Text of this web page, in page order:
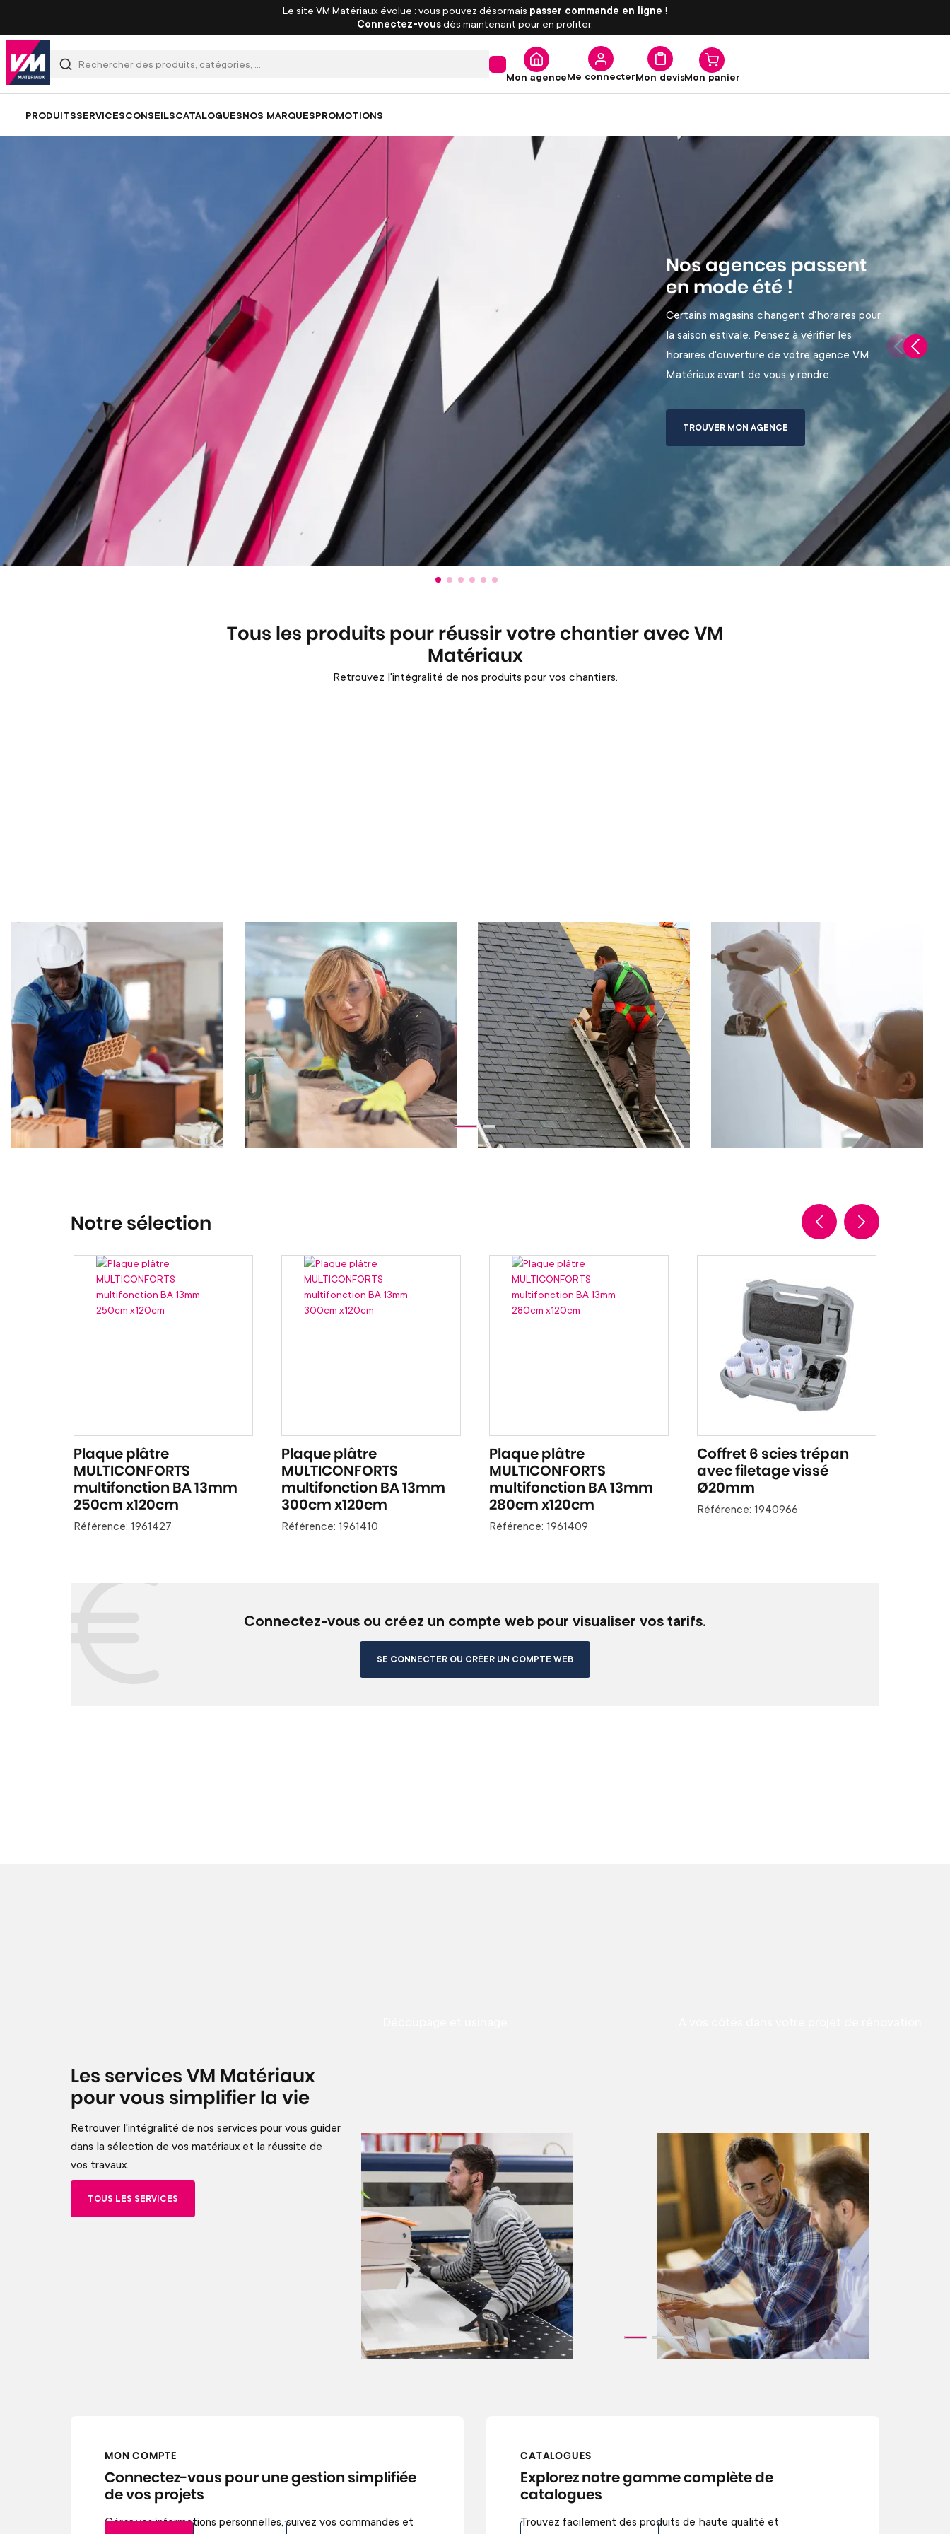
Le site VM Matériaux évolue : vous pouvez désormais passer commande en ligne !
Connectez-vousdès maintenant pour en profiter.
Tous les produits pour réussir votre chantier avec VM Matériaux
Mon agence Mon devis
Me connecter Mon panier
PRODUITSSERVICESCONSEILSCATALOGUESNOS MARQUESPROMOTIONS
Nos agences passent
en mode été !
Certains magasins changent d'horaires pour
la saison estivale. Pensez à vérifier les
horaires d'ouverture de votre agence VM
Matériaux avant de vous y rendre.
TROUVER MON AGENCE
Tous les produits pour réussir votre chantier avec VM
Matériaux
Retrouvez l'intégralité de nos produits pour vos chantiers.
Notre sélection
Plaque plâtre
MULTICONFORTS
multifonction BA 13mm
250cm x120cm
Référence: 1961427
Plaque plâtre
MULTICONFORTS
multifonction BA 13mm
300cm x120cm
Référence: 1961410
Plaque plâtre
MULTICONFORTS
multifonction BA 13mm
280cm x120cm
Référence: 1961409
Coffret 6 scies trépan
avec filetage vissé
Ø20mm
Référence: 1940966
Connectez-vous ou créez un compte web pour visualiser vos tarifs.
SE CONNECTER OU CRÉER UN COMPTE WEB
Les services VM Matériaux
pour vous simplifier la vie
Retrouver l'intégralité de nos services pour vous guider
dans la sélection de vos matériaux et la réussite de
vos travaux.
TOUS LES SERVICES
MON COMPTE
Connectez-vous pour une gestion simplifiée
de vos projets
Gérer vos informations personnelles, suivez vos commandes et
CATALOGUES
Explorez notre gamme complète de
catalogues
Trouvez facilement des produits de haute qualité et